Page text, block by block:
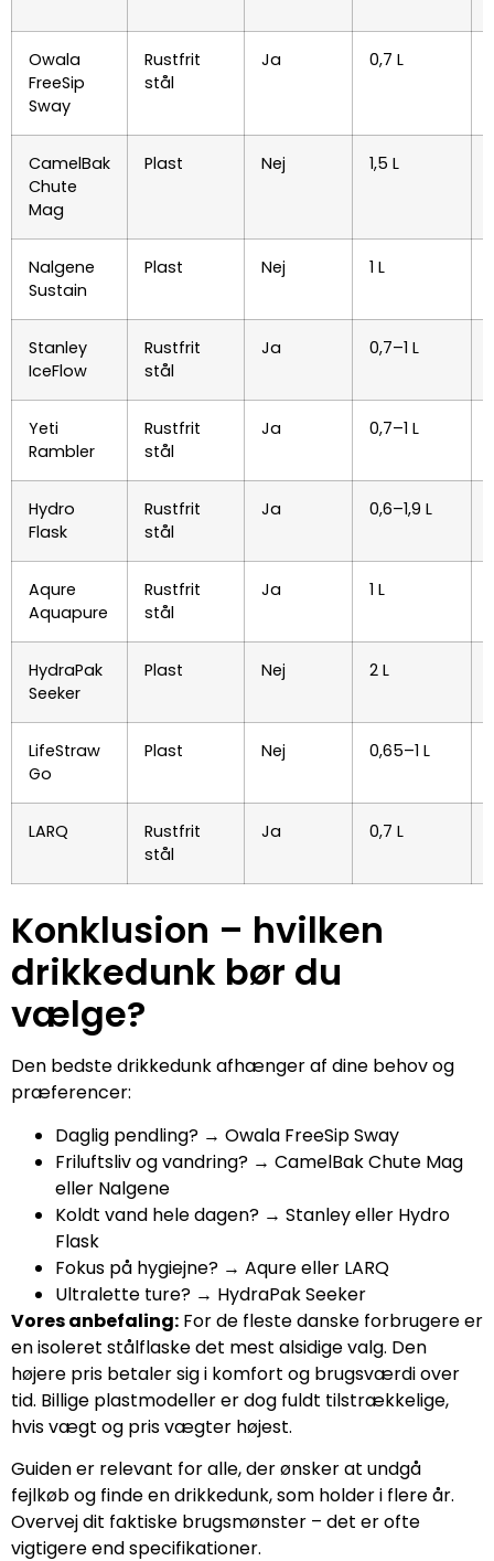
Owala
FreeSip
Sway
Rustfrit
stål
Ja 0,7 L
CamelBak
Chute
Mag
Plast Nej 1,5 L
Nalgene
Sustain
Plast Nej 1 L
Stanley
IceFlow
Rustfrit
stål
Ja 0,7–1 L
Yeti
Rambler
Rustfrit
stål
Ja 0,7–1 L
Hydro
Flask
Rustfrit
stål
Ja 0,6–1,9 L
Aqure
Aquapure
Rustfrit
stål
Ja 1 L
HydraPak
Seeker
Plast Nej 2 L
LifeStraw
Go
Plast Nej 0,65–1 L
LARQ
Rustfrit
stål
Ja 0,7 L
Konklusion – hvilken
drikkedunk bør du
vælge?
Den bedste drikkedunk afhænger af dine behov og
præferencer:
Daglig pendling? → Owala FreeSip Sway
Friluftsliv og vandring? → CamelBak Chute Mag
eller Nalgene
Koldt vand hele dagen? → Stanley eller Hydro
Flask
Fokus på hygiejne? → Aqure eller LARQ
Ultralette ture? → HydraPak Seeker
Vores anbefaling: For de fleste danske forbrugere er
en isoleret stålflaske det mest alsidige valg. Den
højere pris betaler sig i komfort og brugsværdi over
tid. Billige plastmodeller er dog fuldt tilstrækkelige,
hvis vægt og pris vægter højest.
Guiden er relevant for alle, der ønsker at undgå
fejlkøb og finde en drikkedunk, som holder i flere år.
Overvej dit faktiske brugsmønster – det er ofte
vigtigere end specifikationer.